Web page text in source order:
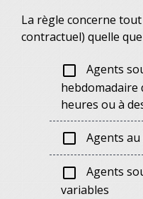
La règle concerne
contractuel) quelle
check_box_outline_blank
Agents
hebdomadaire
heures ou à
check_box_outline_blank Agents
check_box_outline_blank
Agents
variables